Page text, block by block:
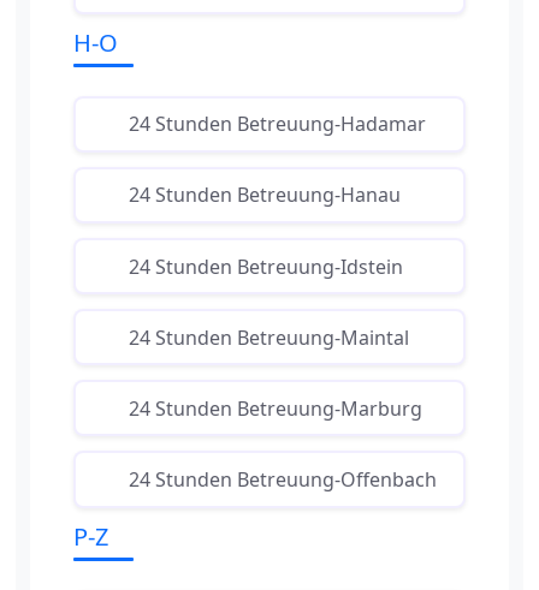
H-O
24 Stunden Betreuung-Hadamar
24 Stunden Betreuung-Hanau
24 Stunden Betreuung-Idstein
24 Stunden Betreuung-Maintal
24 Stunden Betreuung-Marburg
24 Stunden Betreuung-Offenbach
P-Z